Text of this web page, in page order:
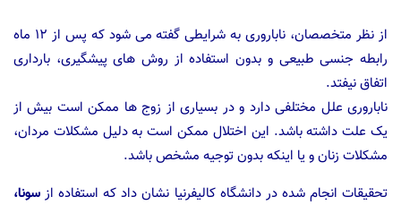
از نظر متخصصان، ناباروری به شرایطی گفته می شود که پس از ۱۲ ماه
رابطه جنسی طبیعی و بدون استفاده از روش های پیشگیری، بارداری
اتفاق نیفتد.
ناباروری علل مختلفی دارد و در بسیاری از زوج ها ممکن است بیش از
یک علت داشته باشد. این اختلال ممکن است به دلیل مشکلات مردان،
مشکلات زنان و یا اینکه بدون توجیه مشخص باشد.
تحقیقات انجام شده در دانشگاه کالیفرنیا نشان داد که استفاده از سونا،